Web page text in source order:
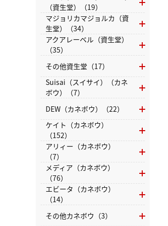
（資生堂）（19）
マジョリカマジョルカ（資
生堂）（34）
アクアレーベル（資生堂）
（35）
その他資生堂（17）
Suisai（スイサイ）（カネ
ボウ）（7）
DEW（カネボウ）（22）
ケイト（カネボウ）
（152）
アリィー（カネボウ）
（7）
メディア（カネボウ）
（76）
エビータ（カネボウ）
（14）
その他カネボウ（3）